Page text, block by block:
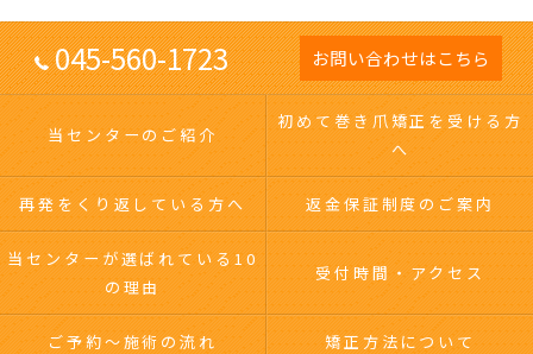
045-560-1723 お問い合わせはこちら
当センターのご紹介
初めて巻き爪矯正を受ける方
へ
再発をくり返している方へ 返金保証制度のご案内
当センターが選ばれている10
の理由
受付時間・アクセス
ご予約～施術の流れ 矯正方法について